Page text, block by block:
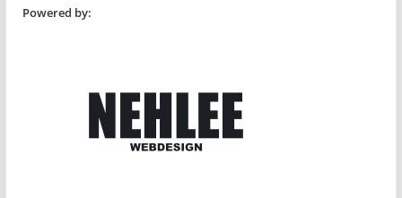
Powered by: